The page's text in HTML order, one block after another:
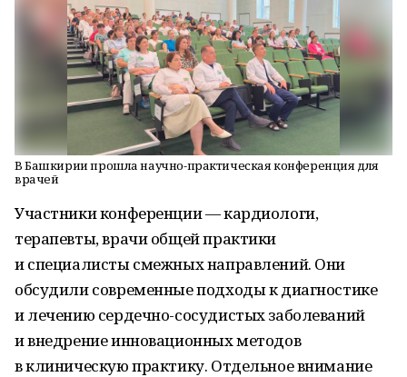
В Башкирии прошла научно-практическая конференция для
врачей
Участники конференции — кардиологи,
терапевты, врачи общей практики
и специалисты смежных направлений. Они
обсудили современные подходы к диагностике
и лечению сердечно-сосудистых заболеваний
и внедрение инновационных методов
в клиническую практику. Отдельное внимание